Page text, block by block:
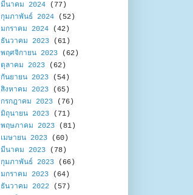
มีนาคม 2024 (77)
กุมภาพันธ์ 2024 (52)
มกราคม 2024 (42)
ธันวาคม 2023 (61)
พฤศจิกายน 2023 (62)
ตุลาคม 2023 (62)
กันยายน 2023 (54)
สิงหาคม 2023 (65)
กรกฎาคม 2023 (76)
มิถุนายน 2023 (71)
พฤษภาคม 2023 (81)
เมษายน 2023 (60)
มีนาคม 2023 (78)
กุมภาพันธ์ 2023 (66)
มกราคม 2023 (64)
ธันวาคม 2022 (57)